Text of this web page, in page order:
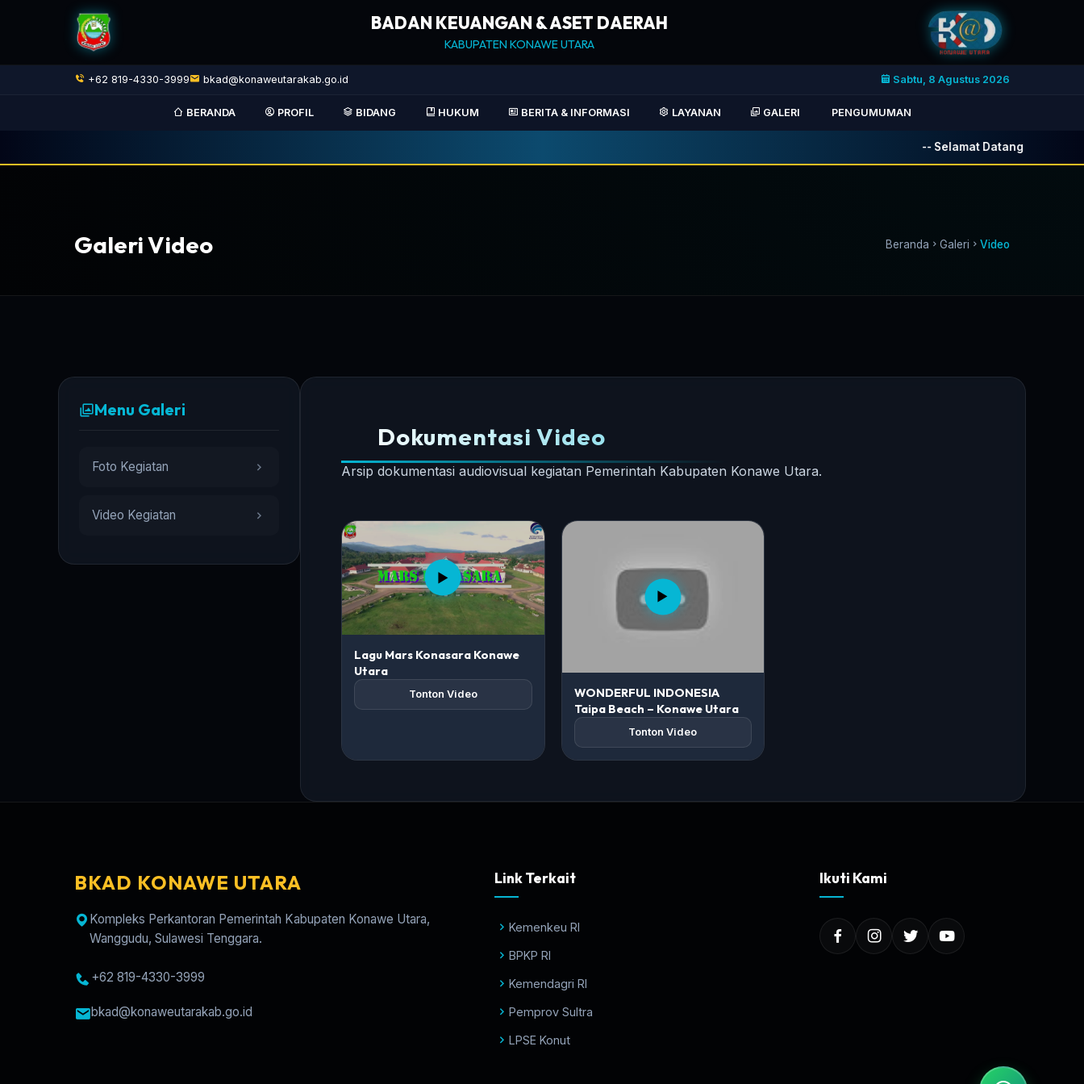
BADAN KEUANGAN & ASET DAERAH
KABUPATEN KONAWE UTARA
+62 819-4330-3999 bkad@konaweutarakab.go.id Sabtu, 8 Agustus 2026
BERANDA PROFIL BIDANG HUKUM BERITA & INFORMASI LAYANAN GALERI PENGUMUMAN
-- Selamat Datang di Website
Galeri Video Beranda Galeri Video
Menu Galeri
Foto Kegiatan
Video Kegiatan
Dokumentasi Video
Arsip dokumentasi audiovisual kegiatan Pemerintah Kabupaten Konawe Utara.
Lagu Mars Konasara Konawe
Utara
Tonton Video
WONDERFUL INDONESIA
Taipa Beach – Konawe Utara
Tonton Video
BKAD KONAWE UTARA
Kompleks Perkantoran Pemerintah Kabupaten Konawe Utara,
Wanggudu, Sulawesi Tenggara.
+62 819-4330-3999
bkad@konaweutarakab.go.id
Link Terkait
Kemenkeu RI
BPKP RI
Kemendagri RI
Pemprov Sultra
LPSE Konut
Ikuti Kami